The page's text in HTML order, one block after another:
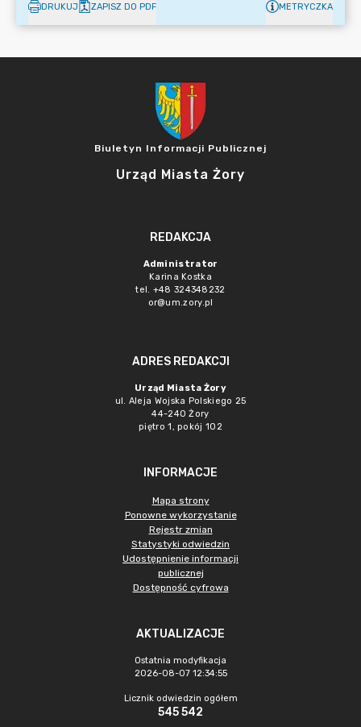
DRUKUJ ZAPISZ DO PDF METRYCZKA
Biuletyn Informacji Publicznej
Urząd Miasta Żory
REDAKCJA
Administrator
Karina Kostka
tel. +48 324348232
or@um.zory.pl
ADRES REDAKCJI
Urząd Miasta Żory
ul. Aleja Wojska Polskiego 25
44-240 Żory
piętro 1, pokój 102
INFORMACJE
Mapa strony
Ponowne wykorzystanie
Rejestr zmian
Statystyki odwiedzin
Udostępnienie informacji
publicznej
Dostępność cyfrowa
AKTUALIZACJE
Ostatnia modyfikacja
2026-08-07 12:34:55
Licznik odwiedzin ogółem
545 542